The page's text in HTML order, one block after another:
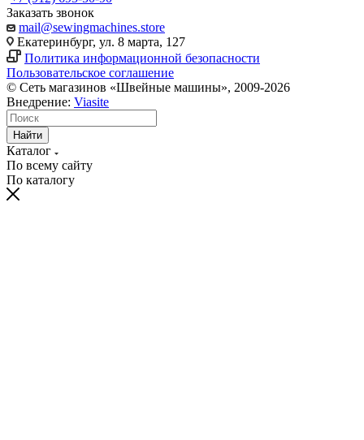
Заказать звонок
mail@sewingmachines.store
Екатеринбург, ул. 8 марта, 127
Политика информационной безопасности
Пользовательское соглашение
© Сеть магазинов «Швейные машины», 2009-2026
Внедрение: Viasite
Найти
Каталог
По всему сайту
По каталогу